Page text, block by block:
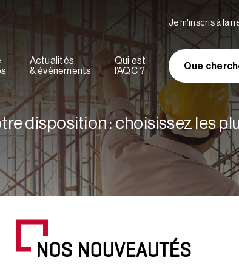
Actualités
& évènements
Qui est
l’AQC ?
Je m'inscris à la
Que
disposition : choisissez les
NOS NOUVEAUTÉS